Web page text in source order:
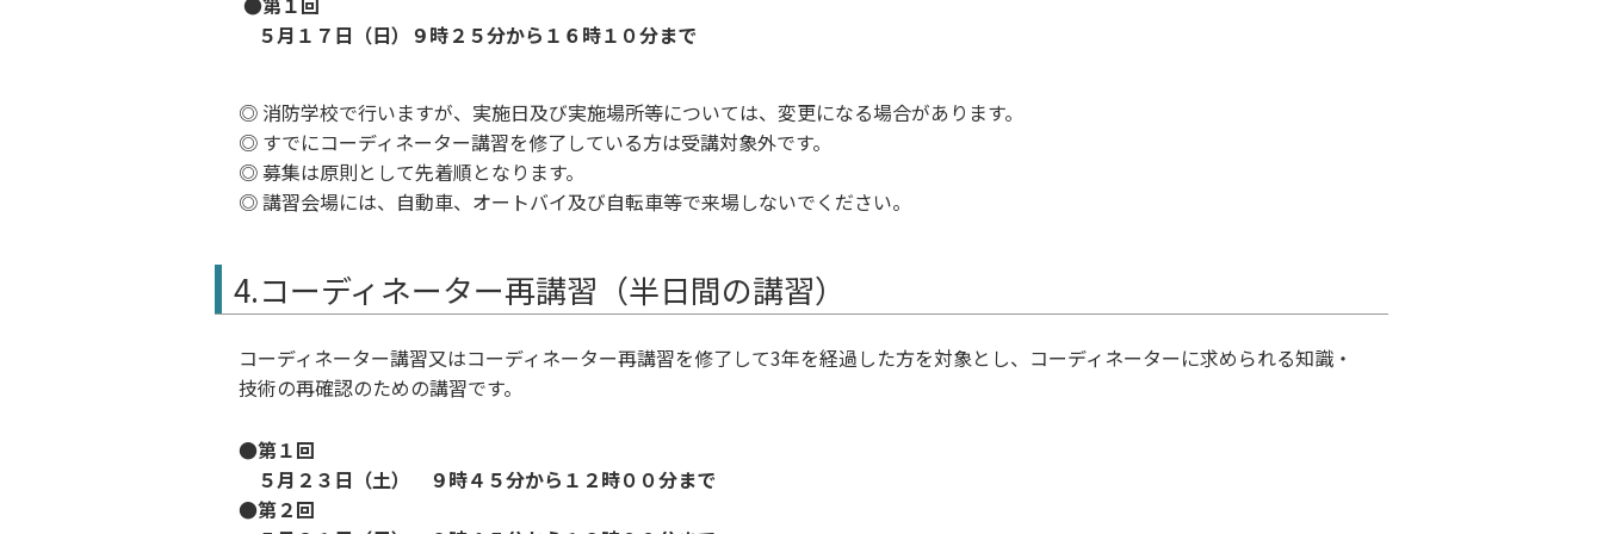
５月１７日（日）９時２５分から１６時１０分まで
◎ 消防学校で行いますが、実施日及び実施場所等については、変更になる場合があります。
◎ すでにコーディネーター講習を修了している方は受講対象外です。
◎ 募集は原則として先着順となります。
◎ 講習会場には、自動車、オートバイ及び自転車等で来場しないでください。
4.コーディネーター再講習（半日間の講習）
コーディネーター講習又はコーディネーター再講習を修了して3年を経過した方を対象とし、コーディネーターに求められる知識・
技術の再確認のための講習です。
●第１回
５月２３日（土） ９時４５分から１２時００分まで
●第２回